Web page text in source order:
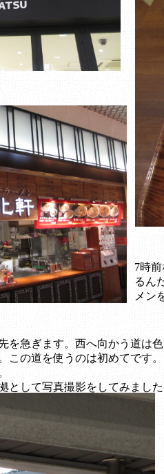
を急ぎます。西へ向かう道は
この道を使うのは初めてです
として写真撮影をしてみまし
7時
るん
メン